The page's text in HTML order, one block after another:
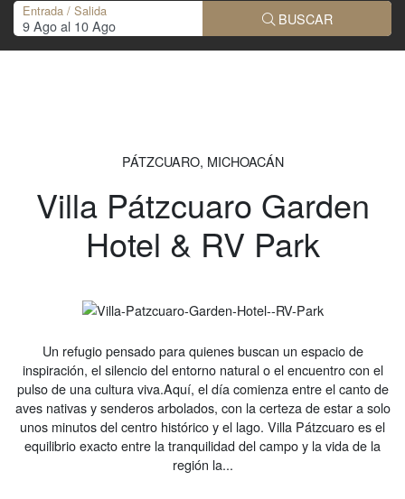
Entrada / Salida BUSCAR
PÁTZCUARO, MICHOACÁN
Villa Pátzcuaro Garden
Hotel & RV Park
Un refugio pensado para quienes buscan un espacio de
inspiración, el silencio del entorno natural o el encuentro con el
pulso de una cultura viva.Aquí, el día comienza entre el canto de
aves nativas y senderos arbolados, con la certeza de estar a solo
unos minutos del centro histórico y el lago. Villa Pátzcuaro es el
equilibrio exacto entre la tranquilidad del campo y la vida de la
región la...